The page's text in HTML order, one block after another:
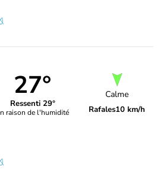
27°
Ressenti 29°
raison de l'humidité
Calme
Rafales10 km/h